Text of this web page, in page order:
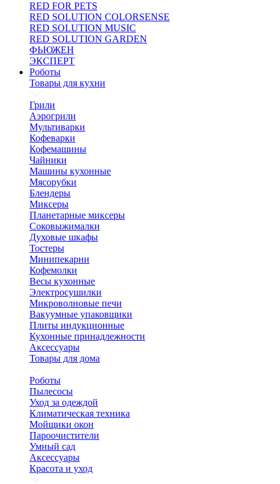
RED FOR PETS
RED SOLUTION COLORSENSE
RED SOLUTION MUSIC
RED SOLUTION GARDEN
ФЬЮЖЕН
ЭКСПЕРТ
Роботы
Товары для кухни
Грили
Аэрогрили
Мультиварки
Кофеварки
Кофемашины
Чайники
Машины кухонные
Мясорубки
Блендеры
Миксеры
Планетарные миксеры
Соковыжималки
Духовые шкафы
Тостеры
Минипекарни
Кофемолки
Весы кухонные
Электросушилки
Микроволновые печи
Вакуумные упаковщики
Плиты индукционные
Кухонные принадлежности
Аксессуары
Товары для дома
Роботы
Пылесосы
Уход за одеждой
Климатическая техника
Мойщики окон
Пароочистители
Умный сад
Аксессуары
Красота и уход